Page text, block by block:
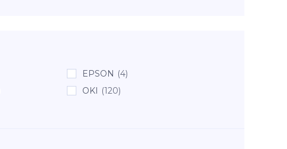
EPSON (4)
OKI (120)